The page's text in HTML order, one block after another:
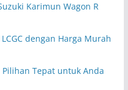
Karimun Wagon R
dengan Harga Murah
Pilihan Tepat untuk Anda